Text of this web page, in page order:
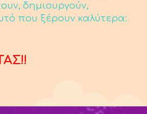
δημιουργούν,
που ξέρουν καλύτερα: